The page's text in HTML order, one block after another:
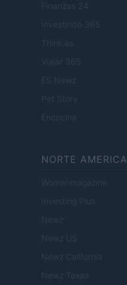
Finanzas 24
Investindo 365
Think.es
Viajar 365
ES Newz
Pet Story
Encocina
NORTE AMERICA
Womanmagazine
Investing Plus
Newz
Newz US
Newz California
Newz Texas